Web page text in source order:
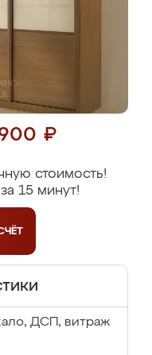
₽
стоимость!
15 минут!
ДСП, витраж